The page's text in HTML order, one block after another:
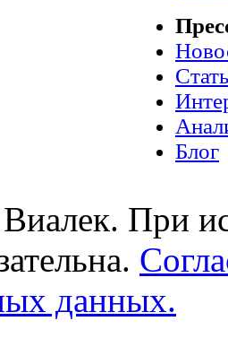
Блог
При
данных.